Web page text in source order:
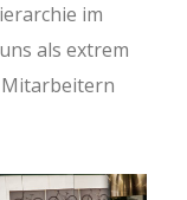
im
als extrem